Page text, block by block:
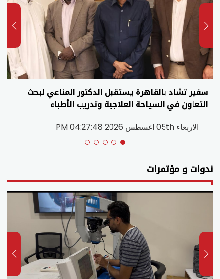
سفير تشاد بالقاهرة يستقبل الدكتور المناعي لبحث
التعاون في السياحة العلاجية وتدريب الأطباء
الاربعاء 05th اغسطس 2026 04:27:48 PM
ندوات و مؤتمرات